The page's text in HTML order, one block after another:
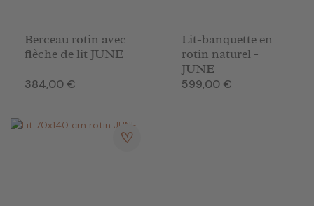
Berceau rotin avec
flèche de lit JUNE
Prix
384,00 €
Lit-banquette en
rotin naturel -
JUNE
Prix
599,00 €